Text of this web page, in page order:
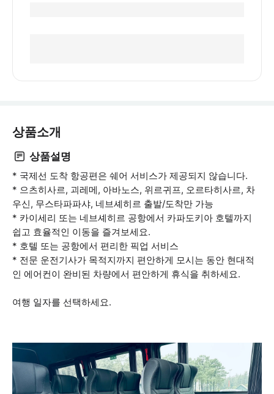
상품소개
상품설명
* 국제선 도착 항공편은 쉐어 서비스가 제공되지 않습니다.
* 으츠히사르, 괴레메, 아바노스, 위르귀프, 오르타히사르, 차
우신, 무스타파파샤, 네브셰히르 출발/도착만 가능
* 카이세리 또는 네브셰히르 공항에서 카파도키아 호텔까지
쉽고 효율적인 이동을 즐겨보세요.
* 호텔 또는 공항에서 편리한 픽업 서비스
* 전문 운전기사가 목적지까지 편안하게 모시는 동안 현대적
인 에어컨이 완비된 차량에서 편안하게 휴식을 취하세요.
여행 일자를 선택하세요.